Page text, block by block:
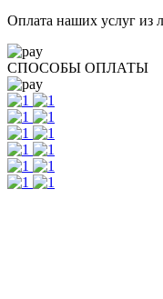
Оплата наших услуг из
СПОСОБЫ ОПЛАТЫ